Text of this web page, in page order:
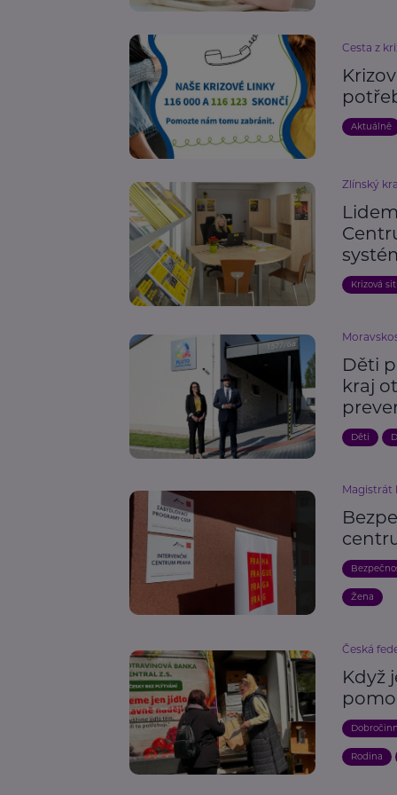
Cesta z
Aktuálně
Zlínský
Krizová
Děti
kraj
Děti
Magistrát
Žena
Česká
Když
Rodina